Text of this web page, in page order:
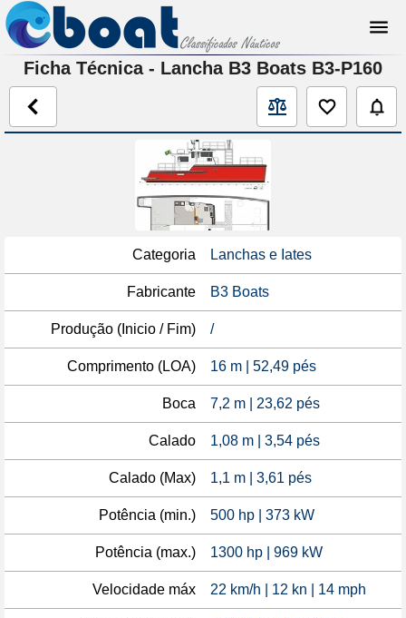
Ficha Técnica - Lancha B3 Boats B3-P160
Categoria Lanchas e Iates
Fabricante B3 Boats
Produção (Inicio / Fim) /
Comprimento (LOA) 16 m | 52,49 pés
Boca 7,2 m | 23,62 pés
Calado 1,08 m | 3,54 pés
Calado (Max) 1,1 m | 3,61 pés
Potência (min.) 500 hp | 373 kW
Potência (max.) 1300 hp | 969 kW
Velocidade máx 22 km/h | 12 kn | 14 mph